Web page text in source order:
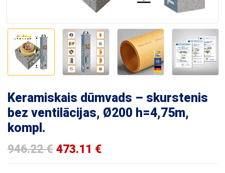
Keramiskais dūmvads – skurstenis
bez ventilācijas, Ø200 h=4,75m,
kompl.
946.22€473.11 €